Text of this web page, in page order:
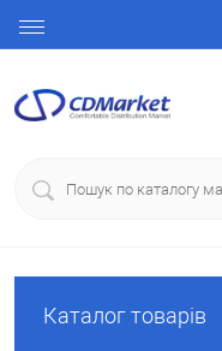
Каталог товарів